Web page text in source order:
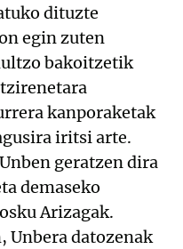
dituzte
egin zuten
bakoitzetik
kanporaketak
iritsi arte.
geratzen dira
demaseko
Arizagak.
Unbera datozenak